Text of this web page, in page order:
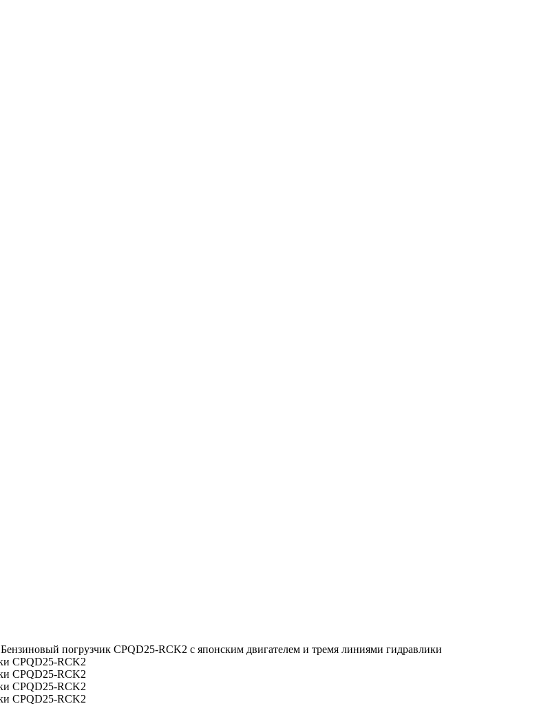
Бензиновый погрузчик CPQD25-RCK2 с японским двигателем и тремя линиями гидравлики